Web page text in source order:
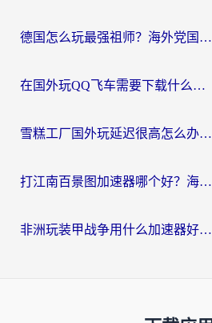
德国怎么玩最强祖师？海外党国服游戏加速器选择全攻略（附宝可梦Online实测）
在国外玩QQ飞车需要下载什么加速器呢？海外党亲测有效的国服游戏加速指南
雪糕工厂国外玩延迟很高怎么办？海外玩家国服游戏加速终极攻略（附实测推荐）
打江南百景图加速器哪个好？海外党踩坑N次后，终于找到不卡的秘诀
非洲玩装甲战争用什么加速器好？海外党亲测有效的国服游戏加速方案